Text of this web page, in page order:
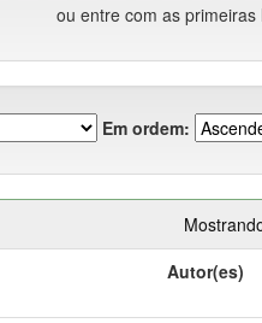
ou entre com as primeiras
Em ordem:
Autor(es)